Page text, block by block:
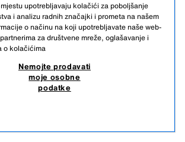
(1)
(1)
(2)
MOJE OSOBNE PODATKE
HRVATSKI
upotrebljavaju kolačići za poboljšanje
i analizu radnih značajki i prometa na našem
o načinu na koji upotrebljavate naše web-
za društvene mreže, oglašavanje i
o kolačićima
Nemojte prodavati
moje osobne
podatke